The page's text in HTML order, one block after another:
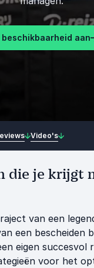
aan
Video's
die je krijgt
van een
een bescheiden
eigen succesvol
voor het